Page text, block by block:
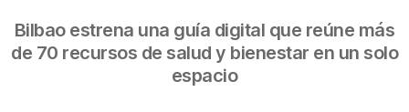
Bilbao estrena una guía digital que reúne más
de 70 recursos de salud y bienestar en un solo
espacio